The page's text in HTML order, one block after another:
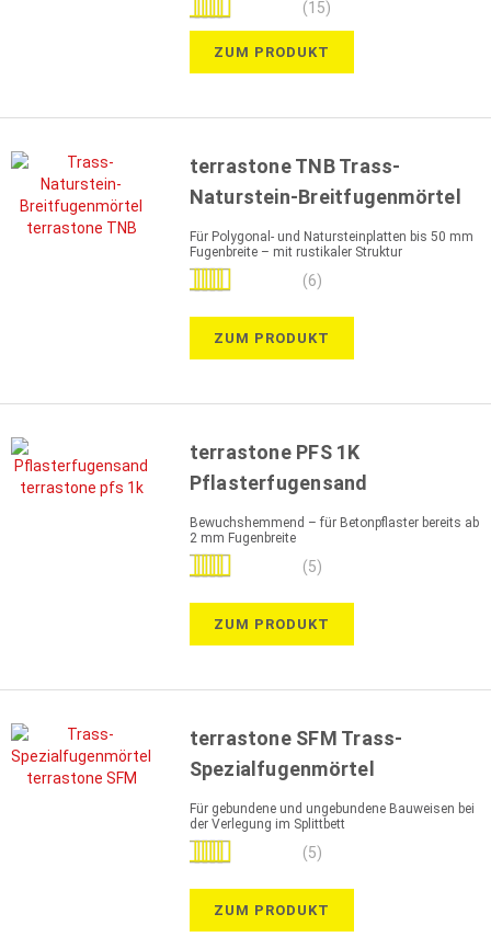
100%
(15)
ZUM PRODUKT
terrastone TNB Trass-
Naturstein-Breitfugenmörtel
Für Polygonal- und Natursteinplatten bis 50 mm
Fugenbreite – mit rustikaler Struktur
Bewertung:
(6)
ZUM PRODUKT
terrastone PFS 1K
Pflasterfugensand
Bewuchshemmend – für Betonpflaster bereits ab
2 mm Fugenbreite
Bewertung:
(5)
ZUM PRODUKT
terrastone SFM Trass-
Spezialfugenmörtel
Für gebundene und ungebundene Bauweisen bei
der Verlegung im Splittbett
Bewertung:
(5)
ZUM PRODUKT